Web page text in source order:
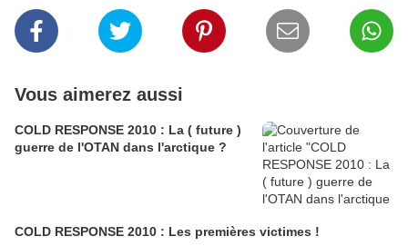
Vous aimerez aussi
COLD RESPONSE 2010 : La ( future )
guerre de l'OTAN dans l'arctique ?
COLD RESPONSE 2010 : Les premières victimes !